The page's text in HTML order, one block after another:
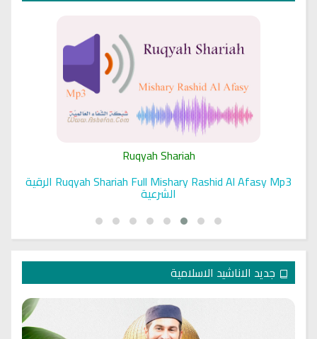
Ruqyah Shariah
Ruqyah Shariah Full Mishary Rashid Al Afasy Mp3 الرقية
الشرعية
جديد الاناشيد الاسلامية